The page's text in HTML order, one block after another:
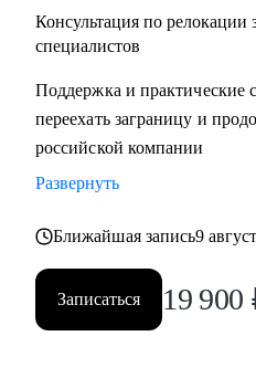
Консультация по релокации
специалистов
Поддержка и практические
переехать заграницу и
российской компании
Развернуть
Ближайшая запись9
Записаться 19 900